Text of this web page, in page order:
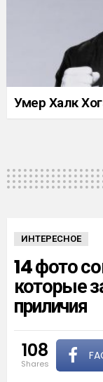
Умер Халк
ИНТЕРЕСНОЕ
14 фото
которые
приличия
108
shares